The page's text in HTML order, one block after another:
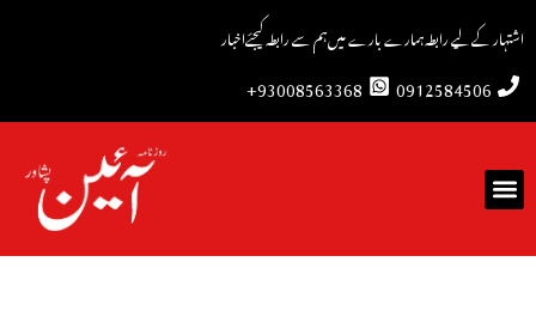
اشتہار کے لیے رابطہہمارے بارے میںہم سے رابطہ کیجئےاخبار
0912584506
93008563368+